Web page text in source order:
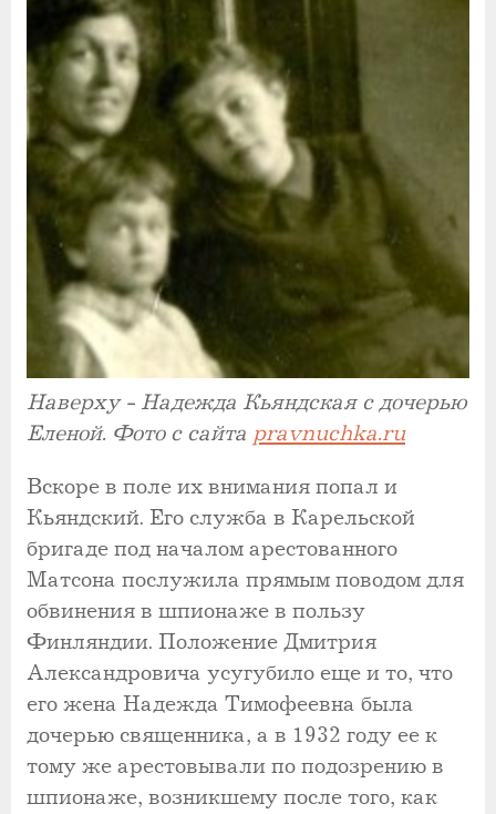
Наверху - Надежда Кьяндская с дочерью
Еленой. Фото с сайта pravnuchka.ru
Вскоре в поле их внимания попал и
Кьяндский. Его служба в Карельской
бригаде под началом арестованного
Матсона послужила прямым поводом для
обвинения в шпионаже в пользу
Финляндии. Положение Дмитрия
Александровича усугубило еще и то, что
его жена Надежда Тимофеевна была
дочерью священника, а в 1932 году ее к
тому же арестовывали по подозрению в
шпионаже, возникшему после того, как